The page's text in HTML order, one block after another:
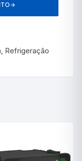
→
Refrigeração